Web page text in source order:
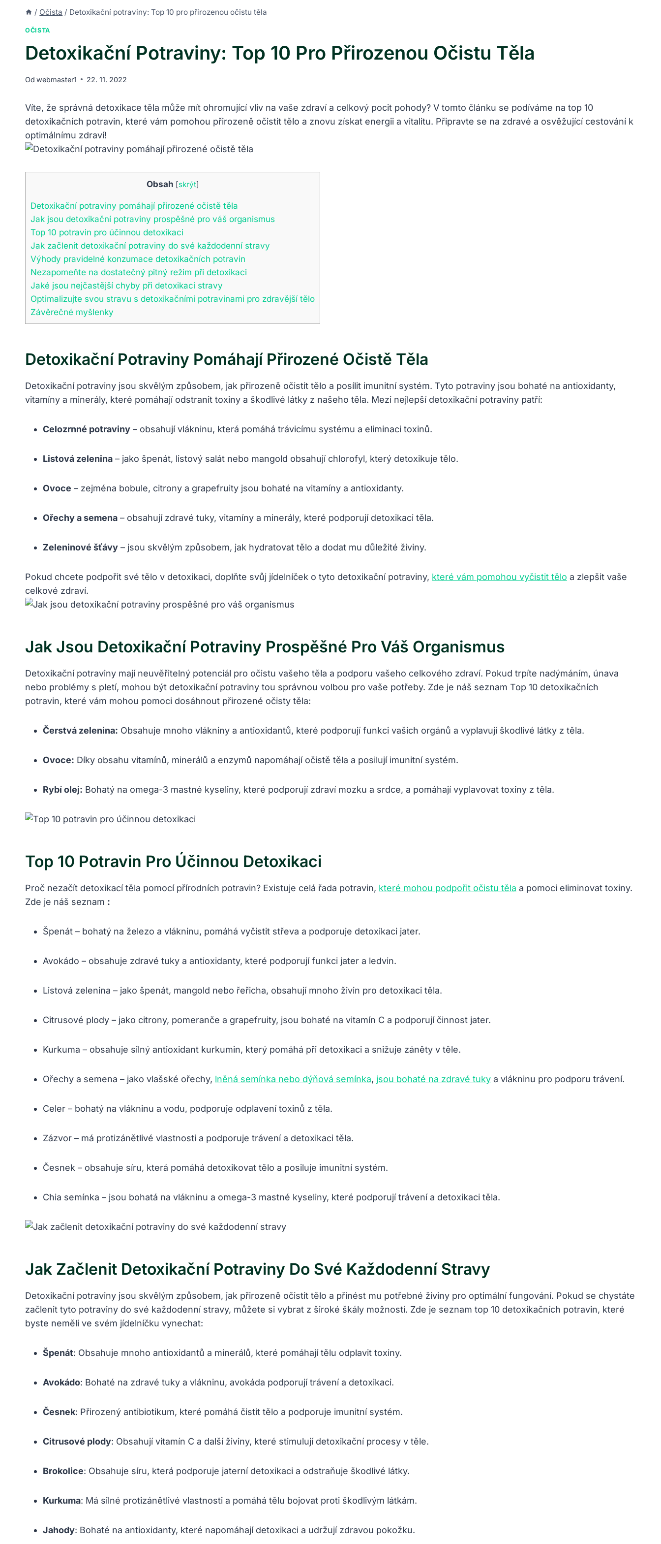
/ Očista / Detoxikační potraviny: Top 10 pro přirozenou očistu těla
OČISTA
Detoxikační Potraviny: Top 10 Pro Přirozenou Očistu Těla
Od webmaster1 22. 11. 2022
Víte, že správná detoxikace těla může mít ohromující vliv na vaše zdraví a celkový pocit pohody? V tomto článku se podíváme na top 10
detoxikačních potravin, které vám pomohou přirozeně očistit tělo a znovu získat energii a vitalitu. Připravte se na zdravé a osvěžující cestování k
optimálnímu zdraví!
Obsah [skrýt]
Detoxikační potraviny pomáhají přirozené očistě těla
Jak jsou detoxikační potraviny prospěšné pro váš organismus
Top 10 potravin pro účinnou detoxikaci
Jak začlenit detoxikační potraviny do své každodenní stravy
Výhody pravidelné konzumace detoxikačních potravin
Nezapomeňte na dostatečný pitný režim při detoxikaci
Jaké jsou nejčastější chyby při detoxikaci stravy
Optimalizujte svou stravu s detoxikačními potravinami pro zdravější tělo
Závěrečné myšlenky
Detoxikační Potraviny Pomáhají Přirozené Očistě Těla
Detoxikační potraviny jsou skvělým způsobem, jak přirozeně očistit tělo a posílit imunitní systém. Tyto potraviny jsou bohaté na antioxidanty,
vitamíny a minerály, které pomáhají odstranit toxiny a škodlivé látky z našeho těla. Mezi nejlepší detoxikační potraviny patří:
Celozrnné potraviny – obsahují vlákninu, která pomáhá trávicímu systému a eliminaci toxinů.
Listová zelenina – jako špenát, listový salát nebo mangold obsahují chlorofyl, který detoxikuje tělo.
Ovoce – zejména bobule, citrony a grapefruity jsou bohaté na vitamíny a antioxidanty.
Ořechy a semena – obsahují zdravé tuky, vitamíny a minerály, které podporují detoxikaci těla.
Zeleninové šťávy – jsou skvělým způsobem, jak hydratovat tělo a dodat mu důležité živiny.
Pokud chcete podpořit své tělo v detoxikaci, doplňte svůj jídelníček o tyto detoxikační potraviny, které vám pomohou vyčistit tělo a zlepšit vaše
celkové zdraví.
Jak Jsou Detoxikační Potraviny Prospěšné Pro Váš Organismus
Detoxikační potraviny mají neuvěřitelný potenciál pro očistu vašeho těla a podporu vašeho celkového zdraví. Pokud trpíte nadýmáním, únava
nebo problémy s pletí, mohou být detoxikační potraviny tou správnou volbou pro vaše potřeby. Zde je náš seznam Top 10 detoxikačních
potravin, které vám mohou pomoci dosáhnout přirozené očisty těla:
Čerstvá zelenina: Obsahuje mnoho vlákniny a antioxidantů, které podporují funkci vašich orgánů a vyplavují škodlivé látky z těla.
Ovoce: Díky obsahu vitamínů, minerálů a enzymů napomáhají očistě těla a posilují imunitní systém.
Rybí olej: Bohatý na omega-3 mastné kyseliny, které podporují zdraví mozku a srdce, a pomáhají vyplavovat toxiny z těla.
Top 10 Potravin Pro Účinnou Detoxikaci
Proč nezačít detoxikací těla pomocí přírodních potravin? Existuje celá řada potravin, které mohou podpořit očistu těla a pomoci eliminovat toxiny.
Zde je náš seznam :
Špenát – bohatý na železo a vlákninu, pomáhá vyčistit střeva a podporuje detoxikaci jater.
Avokádo – obsahuje zdravé tuky a antioxidanty, které podporují funkci jater a ledvin.
Listová zelenina – jako špenát, mangold nebo řeřicha, obsahují mnoho živin pro detoxikaci těla.
Citrusové plody – jako citrony, pomeranče a grapefruity, jsou bohaté na vitamín C a podporují činnost jater.
Kurkuma – obsahuje silný antioxidant kurkumin, který pomáhá při detoxikaci a snižuje záněty v těle.
Ořechy a semena – jako vlašské ořechy, lněná semínka nebo dýňová semínka, jsou bohaté na zdravé tuky a vlákninu pro podporu trávení.
Celer – bohatý na vlákninu a vodu, podporuje odplavení toxinů z těla.
Zázvor – má protizánětlivé vlastnosti a podporuje trávení a detoxikaci těla.
Česnek – obsahuje síru, která pomáhá detoxikovat tělo a posiluje imunitní systém.
Chia semínka – jsou bohatá na vlákninu a omega-3 mastné kyseliny, které podporují trávení a detoxikaci těla.
Jak Začlenit Detoxikační Potraviny Do Své Každodenní Stravy
Detoxikační potraviny jsou skvělým způsobem, jak přirozeně očistit tělo a přinést mu potřebné živiny pro optimální fungování. Pokud se chystáte
začlenit tyto potraviny do své každodenní stravy, můžete si vybrat z široké škály možností. Zde je seznam top 10 detoxikačních potravin, které
byste neměli ve svém jídelníčku vynechat:
Špenát: Obsahuje mnoho antioxidantů a minerálů, které pomáhají tělu odplavit toxiny.
Avokádo: Bohaté na zdravé tuky a vlákninu, avokáda podporují trávení a detoxikaci.
Česnek: Přirozený antibiotikum, které pomáhá čistit tělo a podporuje imunitní systém.
Citrusové plody: Obsahují vitamín C a další živiny, které stimulují detoxikační procesy v těle.
Brokolice: Obsahuje síru, která podporuje jaterní detoxikaci a odstraňuje škodlivé látky.
Kurkuma: Má silné protizánětlivé vlastnosti a pomáhá tělu bojovat proti škodlivým látkám.
Jahody: Bohaté na antioxidanty, které napomáhají detoxikaci a udržují zdravou pokožku.